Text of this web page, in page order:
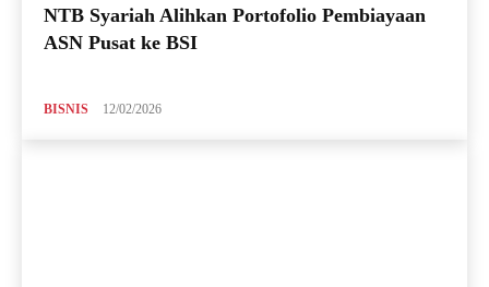
NTB Syariah Alihkan Portofolio Pembiayaan
ASN Pusat ke BSI
BISNIS 12/02/2026